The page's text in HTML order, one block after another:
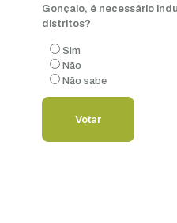
Gonçalo, é necessário
distritos?
Sim
Não
Não sabe